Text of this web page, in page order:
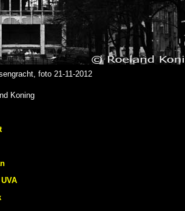
foto 21-11-2012
Koning